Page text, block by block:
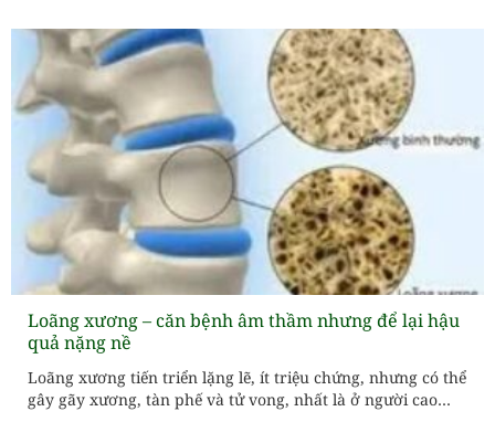
nhân nào dẫn đến tình trạng loét miệng Theo các chuyên
gia về sức...
Loãng xương – căn bệnh âm thầm nhưng để lại hậu
quả nặng nề
Loãng xương tiến triển lặng lẽ, ít triệu chứng, nhưng có thể
gây gãy xương, tàn phế và tử vong, nhất là ở người cao